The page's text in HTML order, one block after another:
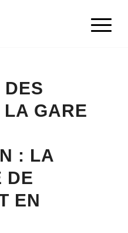
DES
GARE
: LA
DE
EN